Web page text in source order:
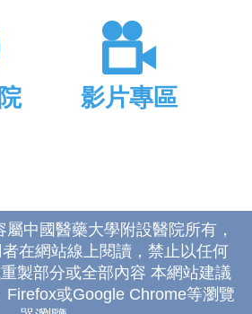
影片專區
中國醫藥大學附設醫院所有，
在網站線上閱讀，禁止以任何
製部分或全部內容 本網站建議
Firefox或Google Chrome等瀏覽